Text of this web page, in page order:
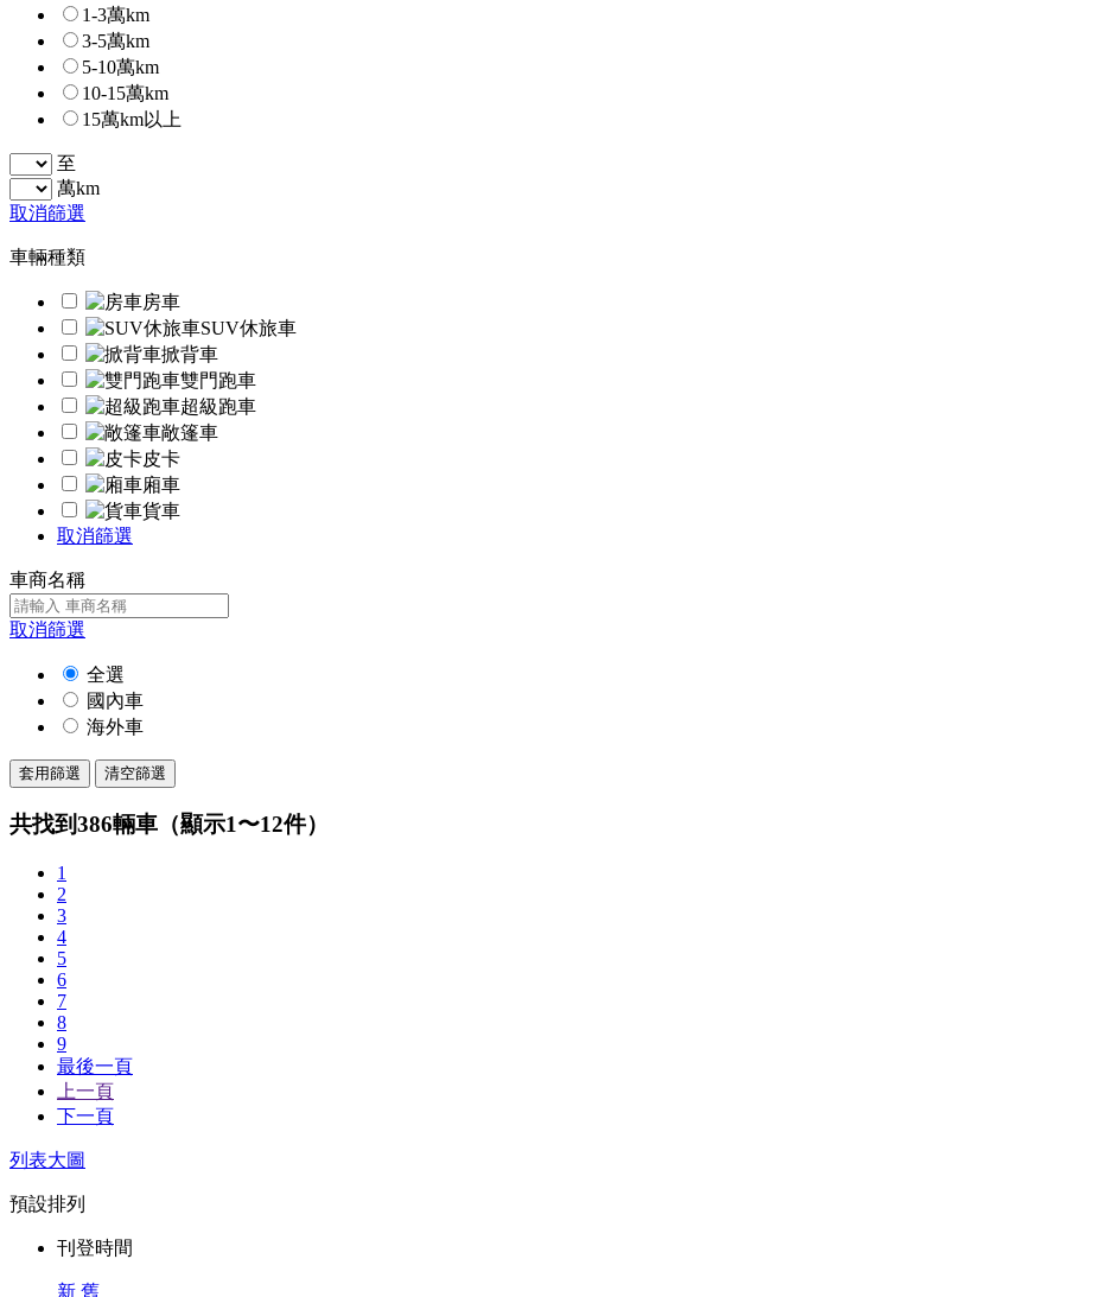
1-3萬km
3-5萬km
5-10萬km
10-15萬km
15萬km以上
至
萬km
取消篩選
車輛種類
房車
SUV休旅車
掀背車
雙門跑車
超級跑車
敞篷車
皮卡
廂車
貨車
取消篩選
車商名稱
取消篩選
全選
國內車
海外車
套用篩選 清空篩選
共找到386輛車（顯示1〜12件）
1
2
3
4
5
6
7
8
9
最後一頁
上一頁
下一頁
列表大圖
預設排列
刊登時間
新 舊